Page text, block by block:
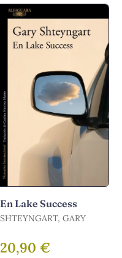
En Lake Success
SHTEYNGART, GARY
20,90 €